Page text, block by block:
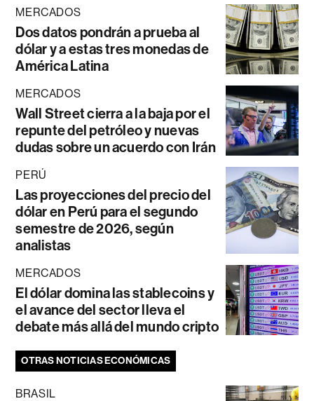
MERCADOS
Dos datos pondrán a prueba al
dólar y a estas tres monedas de
América Latina
MERCADOS
Wall Street cierra a la baja por el
repunte del petróleo y nuevas
dudas sobre un acuerdo con Irán
PERÚ
Las proyecciones del precio del
dólar en Perú para el segundo
semestre de 2026, según
analistas
MERCADOS
El dólar domina las stablecoins y
el avance del sector lleva el
debate más allá del mundo cripto
OTRAS NOTICIAS ECONÓMICAS
BRASIL